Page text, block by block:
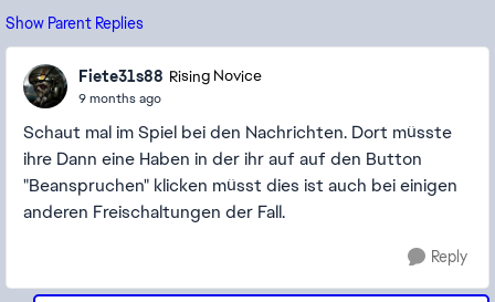
Show Parent Replies
Fiete31s88 Rising Novice
9 months ago
Schaut mal im Spiel bei den Nachrichten. Dort müsste
ihre Dann eine Haben in der ihr auf auf den Button
"Beanspruchen" klicken müsst dies ist auch bei einigen
anderen Freischaltungen der Fall.
Reply